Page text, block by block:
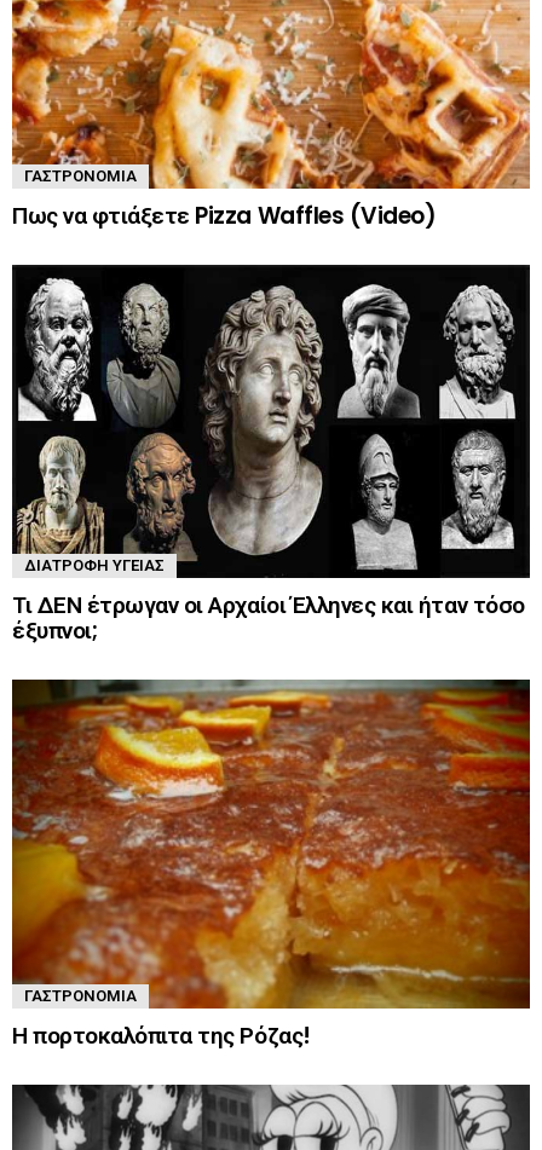
ΓΑΣΤΡΟΝΟΜΊΑ
Πως να φτιάξετε Pizza Waffles (Video)
ΔΙΑΤΡΟΦΉ ΥΓΕΊΑΣ
Τι ΔΕΝ έτρωγαν οι Αρχαίοι Έλληνες και ήταν τόσο
έξυπνοι;
ΓΑΣΤΡΟΝΟΜΊΑ
Η πορτοκαλόπιτα της Ρόζας!